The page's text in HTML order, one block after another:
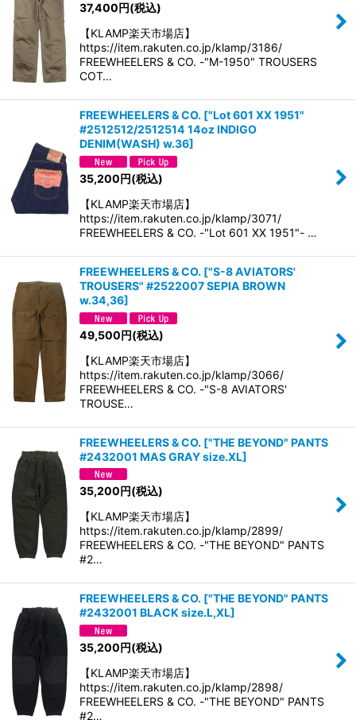
37,400円(税込)
【KLAMP楽天市場店】
https://item.rakuten.co.jp/klamp/3186/
FREEWHEELERS & CO. -"M-1950" TROUSERS
COT…
FREEWHEELERS & CO. ["Lot 601 XX 1951"
#2512512/2512514 14oz INDIGO
DENIM(WASH) w.36]
35,200円(税込)
【KLAMP楽天市場店】
https://item.rakuten.co.jp/klamp/3071/
FREEWHEELERS & CO. -"Lot 601 XX 1951"- …
FREEWHEELERS & CO. ["S-8 AVIATORS'
TROUSERS" #2522007 SEPIA BROWN
w.34,36]
49,500円(税込)
【KLAMP楽天市場店】
https://item.rakuten.co.jp/klamp/3066/
FREEWHEELERS & CO. -"S-8 AVIATORS'
TROUSE…
FREEWHEELERS & CO. ["THE BEYOND" PANTS
#2432001 MAS GRAY size.XL]
35,200 円(税込)
【KLAMP楽天市場店】
https://item.rakuten.co.jp/klamp/2899/
FREEWHEELERS & CO. -"THE BEYOND" PANTS
#2…
FREEWHEELERS & CO. ["THE BEYOND" PANTS
#2432001 BLACK size.L,XL]
35,200円(税込)
【KLAMP楽天市場店】
https://item.rakuten.co.jp/klamp/2898/
FREEWHEELERS & CO. -"THE BEYOND" PANTS
#2…